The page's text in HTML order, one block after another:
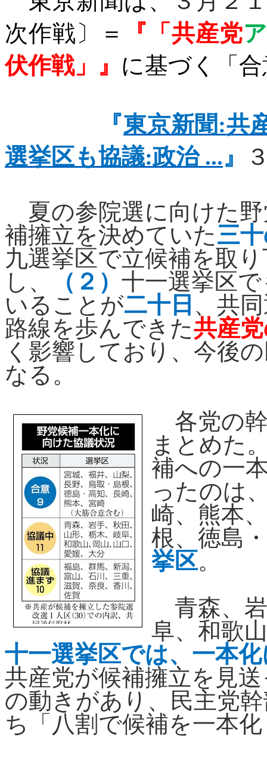
次作戦〕＝
『「共産党
伏作戦」』 に基づく「
『東京新聞:共
選挙区も協議:政治 ...』
夏の参院選に向けた
補擁立を決めていた三
九選挙区で立候補を取
し、
（２） 十一選挙区
いることが二十日 、共
路線を歩んできた共産
く影響しており、今後
なる。
各党の
まとめた
補への一
ったのは
崎、熊本
根、徳島
挙区。
青森、岩
阜、和歌
十一選挙区では、一本
共産党が候補擁立を見
の動きがあり、民主党
ち「八割で候補を一本